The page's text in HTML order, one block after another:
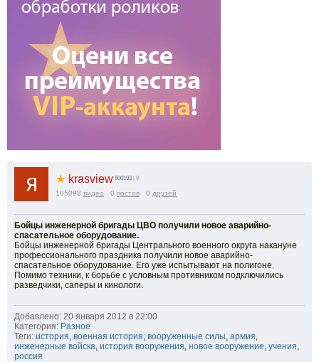
★ krasview 500193 | 0
105098 видео 0 постов 0 друзей
Бойцы инженерной бригады ЦВО получили новое аварийно-
спасательное оборудование.
Бойцы инженерной бригады Центрального военного округа накануне
профессионального праздника получили новое аварийно-
спасательное оборудование. Его уже испытывают на полигоне.
Помимо техники, к борьбе с условным противником подключились
разведчики, саперы и кинологи.
Добавлено: 20 января 2012 в 22:00
Категория: Разное
Теги: история военная история вооруженные силы армия
инженерные войска история вооружения новое вооружение учения
россия